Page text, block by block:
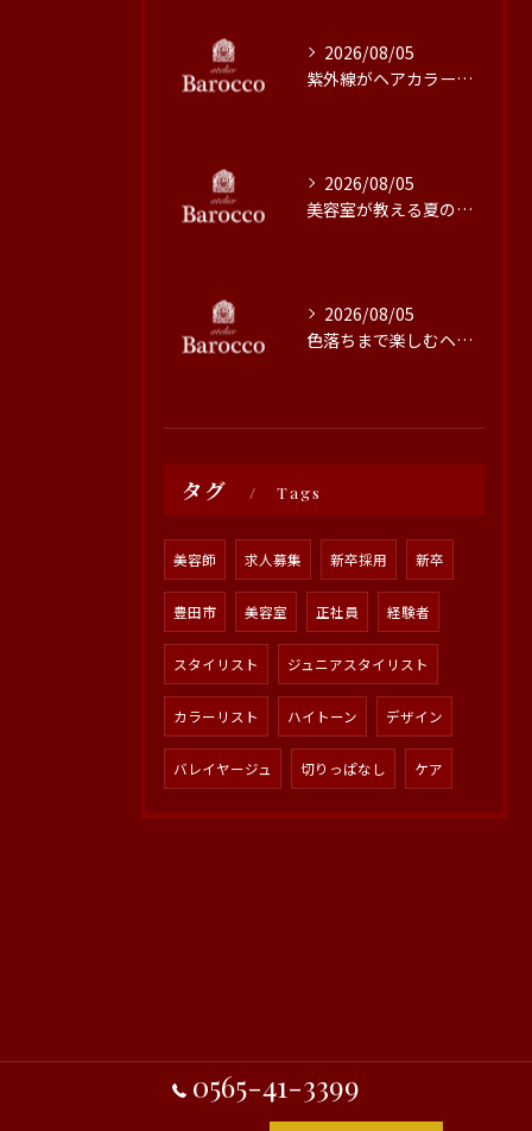
2026/08/05
紫外線がヘアカラーに与える影響と対策
2026/08/05
美容室が教える夏の最旬ヘアカラー技術
2026/08/05
色落ちまで楽しむヘアカラーの秘訣
タグ Tags
美容師 求人募集 新卒採用 新卒
豊田市 美容室 正社員 経験者
スタイリスト ジュニアスタイリスト
カラーリスト ハイトーン デザイン
バレイヤージュ 切りっぱなし ケア
0565-41-3399